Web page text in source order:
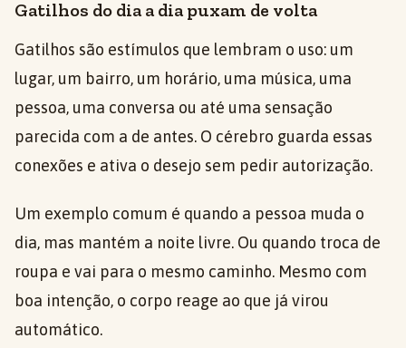
Gatilhos do dia a dia puxam de volta
Gatilhos são estímulos que lembram o uso: um
lugar, um bairro, um horário, uma música, uma
pessoa, uma conversa ou até uma sensação
parecida com a de antes. O cérebro guarda essas
conexões e ativa o desejo sem pedir autorização.
Um exemplo comum é quando a pessoa muda o
dia, mas mantém a noite livre. Ou quando troca de
roupa e vai para o mesmo caminho. Mesmo com
boa intenção, o corpo reage ao que já virou
automático.